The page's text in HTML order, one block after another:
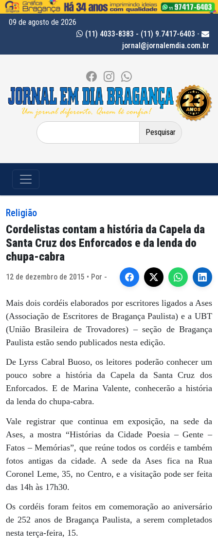
09 de agosto de 2026
(11) 4033-8383 - (11) 9.7417-6403 -
jornal@jornalemdia.com.br
Pesquisar
por:
Religião
Cordelistas contam a história da Capela da
Santa Cruz dos Enforcados e da lenda do
chupa-cabra
12 de dezembro de 2015 • Por -
Mais dois cordéis elaborados por escritores ligados a Ases
(Associação de Escritores de Bragança Paulista) e a UBT
(União Brasileira de Trovadores) – seção de Bragança
Paulista estão sendo publicados nesta edição.
De Lyrss Cabral Buoso, os leitores poderão conhecer um
pouco sobre a história da Capela da Santa Cruz dos
Enforcados. E de Marina Valente, conhecerão a história
da lenda do chupa-cabra.
Vale registrar que continua em exposição, na sede da
Ases, a mostra “Histórias da Cidade Poesia – Gente –
Fatos – Memórias”, que reúne todos os cordéis e também
fotos antigas da cidade. A sede da Ases fica na Rua
Coronel Leme, 35, no Centro, e a visitação pode ser feita
das 14h às 17h30.
Os cordéis foram feitos em comemoração ao aniversário
de 252 anos de Bragança Paulista, a serem completados
nesta terça-feira, 15.